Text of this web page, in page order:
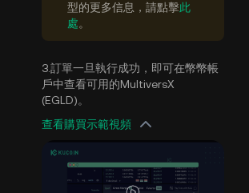
型的更多信息，請點擊此
處。
3.訂單一旦執行成功，即可在幣幣帳
戶中查看可用的MultiversX
(EGLD)。
查看購買示範視頻